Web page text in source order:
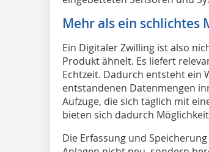
Mehr als ein schlichtes
Ein Digitaler Zwilling ist also
Produkt ähnelt. Es liefert
Echtzeit. Dadurch entsteht ein
entstandenen Datenmengen
Aufzüge, die sich täglich mit
bieten sich dadurch
Die Erfassung und